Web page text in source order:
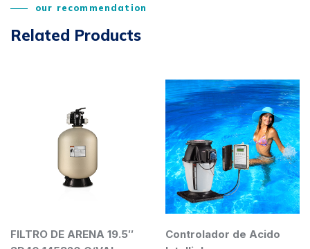
our recommendation
Related Products
FILTRO DE ARENA 19.5″
Controlador de Acido